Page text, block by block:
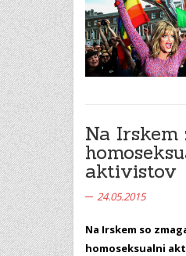
Na Irskem
aktivistov
24.05.2015
Na Irskem so
homoseksualni